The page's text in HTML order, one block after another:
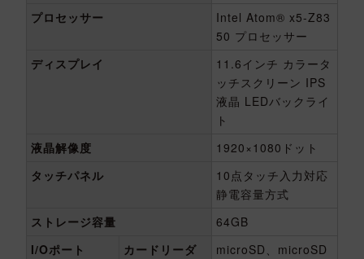
プロセッサー
Intel Atom® x5-Z83
50 プロセッサー
ディスプレイ
11.6インチ カラータ
ッチスクリーン IPS
液晶 LEDバックライ
ト
液晶解像度
1920×1080ドット
タッチパネル
10点タッチ入力対応
静電容量方式
ストレージ容量
64GB
I/Oポート
カードリーダ
microSD、microSD